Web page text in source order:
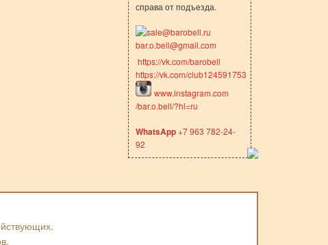
справа от подъезда.
sale@barobell.ru
bar.o.bell@gmail.com
https://vk.com/barobell
https://vk.com/club124591753
www.instagram.com
/bar.o.bell/?hl=ru
WhatsApp+7 963 782-24-
92